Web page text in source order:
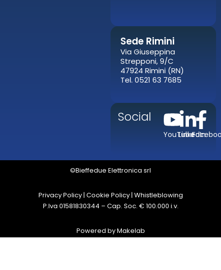
Sede Rimini
Via Giuseppina
Strepponi, 9/C
47924 Rimini (RN)
Tel. 0521 63 7685
Social
YouTube
LinkedIn
©Bieffedue Elettronica srl
Privacy Policy| Cookie Policy| Whistleblowing
P.Iva 01581830344 – Cap. Soc. € 100.000 i.v.
Powered byMakelab